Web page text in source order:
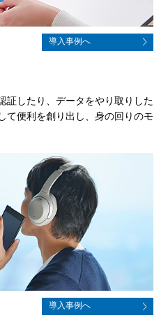
導入事例へ
証したり、データをやり取りした
て便利を創り出し、身の回りのモ
導入事例へ